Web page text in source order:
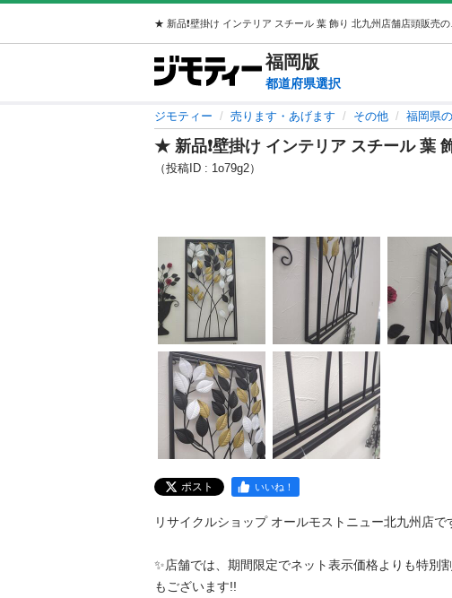
福岡版
都道府県選択
ジモティー 売ります・あげます その他 福岡県
★ 新品❗️壁掛け インテリア スチール 葉
（投稿ID : 1o79g2）
ポスト いいね！
リサイクルショップ オールモストニュー北九州店で
✨️店舗では、期間限定でネット表示価格よりも特別
もございます!!